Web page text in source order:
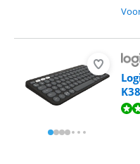
Beoordeling is 6,4 van de 10,